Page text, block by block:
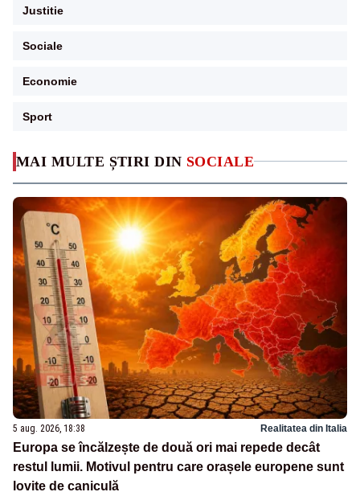
MAI MULTE ȘTIRI DIN SOCIALE
5 aug. 2026, 18:38 Realitatea din Italia
Europa se încălzește de două ori mai repede decât
restul lumii. Motivul pentru care orașele europene sunt
lovite de caniculă
Justitie
Sociale
Economie
Sport